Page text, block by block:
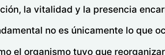
la vitalidad y la presencia
no es únicamente lo que
el organismo tuvo que